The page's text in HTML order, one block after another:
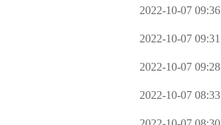
2022-10-07 09:36
2022-10-07 09:31
2022-10-07 09:28
2022-10-07 08:33